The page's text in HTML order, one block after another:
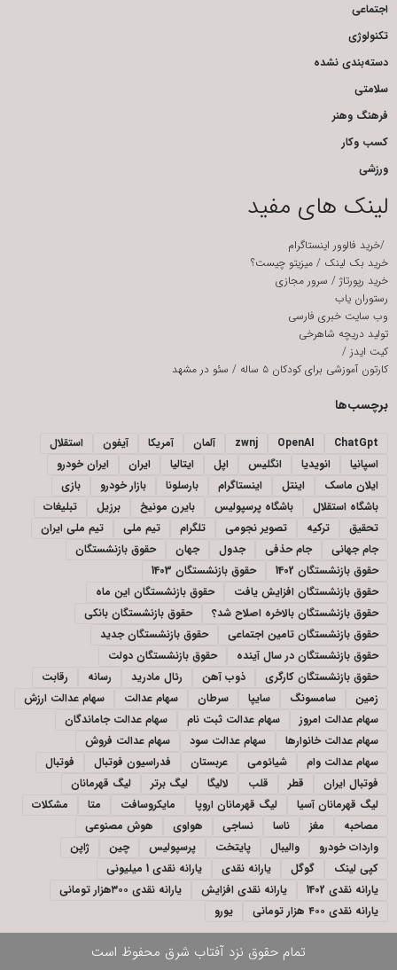
اجتماعی
تکنولوژی
دسته‌بندی نشده
سلامتی
فرهنگ وهنر
کسب وکار
ورزشی
لینک های مفید
/خرید فالوور اینستاگرام
خرید بک لینک / میزیتو چیست؟
خرید رپورتاژ / سرور مجازی
رستوران یاب
وب سایت خبری فارسی
تولید دریچه شاهرخی
کیت ایدز /
کارتون آموزشی برای کودکان ۵ ساله
/ سئو در مشهد
برچسب‌ها
ChatGpt
OpenAI
zwnj آلمان آمریکا آیفون
استقلال
اسپانیا
انویدیا انگلیس اپل ایتالیا ایران
ایران خودرو
ایلان ماسک
اینتل اینستاگرام بارسلونا بازار خودرو
بازی
باشگاه استقلال
باشگاه پرسپولیس بایرن مونیخ برزیل
تبلیغات
تحقیق
ترکیه تصویر نجومی تلگرام تیم ملی
تیم ملی ایران
جام جهانی
جام حذفی جدول جهان
حقوق بازنشستگان
حقوق بازنشستگان 1402
حقوق بازنشستگان 1403
حقوق بازنشستگان افزایش یافت
حقوق بازنشستگان این ماه
حقوق بازنشستگان بالاخره اصلاح شد؟
حقوق بازنشستگان بانکی
حقوق بازنشستگان تامین اجتماعی
حقوق بازنشستگان جدید
حقوق بازنشستگان در سال آینده
حقوق بازنشستگان دولت
حقوق بازنشستگان کارگری
ذوب آهن رئال مادرید رسانه
رقابت
زمین
سامسونگ سایپا سرطان سهام عدالت
سهام عدالت ارزش
سهام عدالت امروز
سهام عدالت ثبت نام
سهام عدالت جاماندگان
سهام عدالت خانوارها
سهام عدالت سود
سهام عدالت فروش
سهام عدالت وام
شیائومی عربستان فدراسیون فوتبال
فوتبال
فوتبال ایران
قطر قلب لالیگا لیگ برتر
لیگ قهرمانان
لیگ قهرمانان آسیا
لیگ قهرمانان اروپا مایکروسافت متا
مشکلات
مصاحبه
مغز ناسا نساجی هواوی
هوش مصنوعی
واردات خودرو
والیبال پایتخت پرسپولیس چین
ژاپن
کپی لینک
گوگل یارانه نقدی
یارانه نقدی 1 میلیونی
یارانه نقدی 1402
یارانه نقدی افزایش
یارانه نقدی ۳۰۰هزار تومانی
یارانه نقدی ۴۰۰ هزار تومانی
یورو
تمام حقوق نزد آفتاب شرق محفوظ است